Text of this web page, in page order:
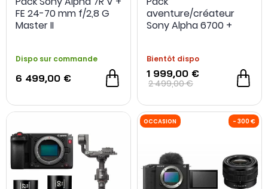
FE 24-70 mm f/2,8 G
Master II
Dispo sur commande
6 499,00 €
aventure/créateur
Sony Alpha 6700 +
fixation sac à dos +
seconde batterie
Bientôt dispo
1 999,00 €
2 499,00 €